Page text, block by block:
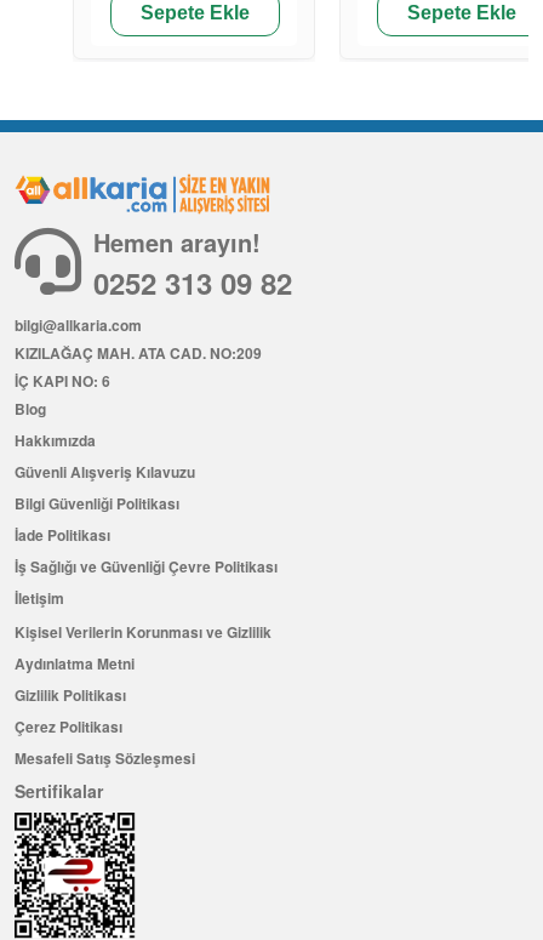
Sepete Ekle Sepete Ekle
Hemen arayın!
0252 313 09 82
bilgi@allkaria.com
KIZILAĞAÇ MAH. ATA CAD. NO:209
İÇ KAPI NO: 6
Blog
Hakkımızda
Güvenli Alışveriş Kılavuzu
Bilgi Güvenliği Politikası
İade Politikası
İş Sağlığı ve Güvenliği Çevre Politikası
İletişim
Kişisel Verilerin Korunması ve Gizlilik
Aydınlatma Metni
Gizlilik Politikası
Çerez Politikası
Mesafeli Satış Sözleşmesi
Sertifikalar